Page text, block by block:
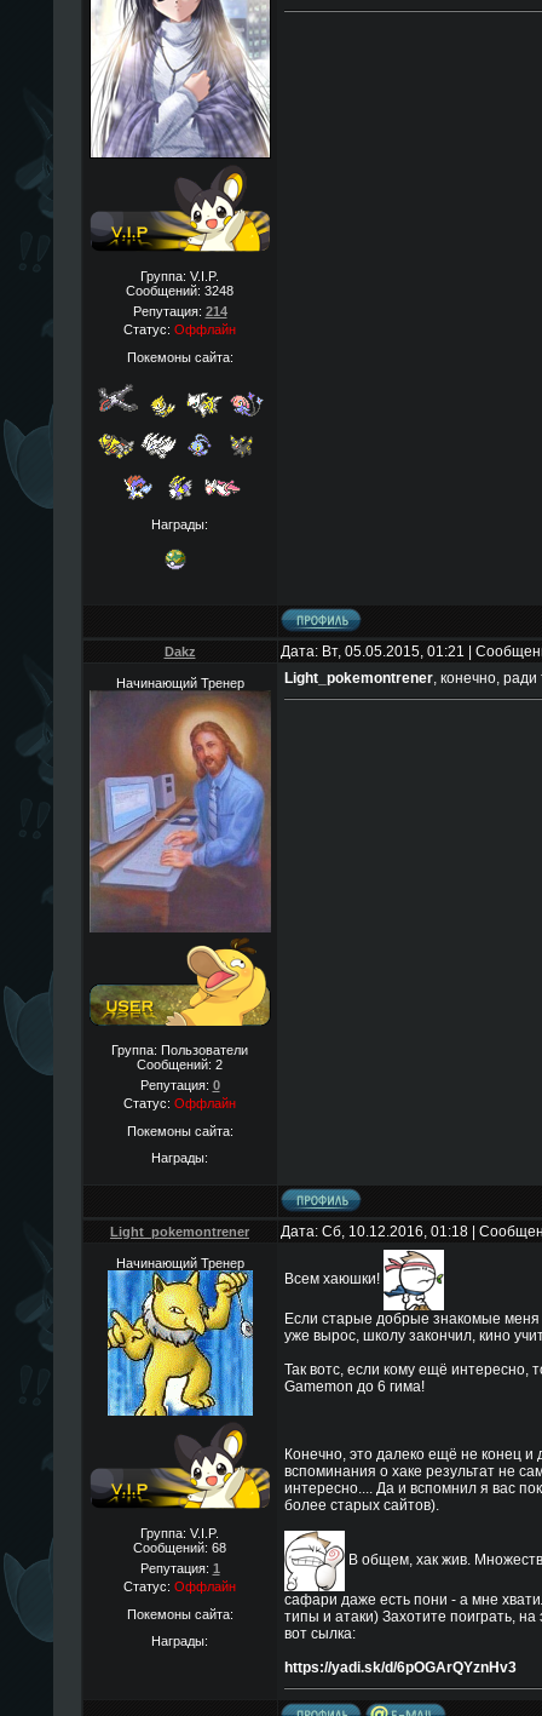
Группа: V.I.P.
Сообщений: 3248
Репутация: 214
Статус: Оффлайн
Покемоны сайта:
Награды:
Dakz Дата: Вт, 05.05.2015, 01:21 |
Начинающий Тренер
Группа: Пользователи
Сообщений: 2
Репутация: 0
Статус: Оффлайн
Покемоны сайта:
Награды:
Light_pokemontrener, конечно, ради
Light_pokemontrener Дата: Сб, 10.12.2016, 01:18 |
Начинающий Тренер
Группа: V.I.P.
Сообщений: 68
Репутация: 1
Статус: Оффлайн
Покемоны сайта:
Награды:
Всем хаюшки!
Если старые добрые знакомые
уже вырос, школу закончил, кино
Так вотс, если кому ещё
Gamemon до 6 гима!
Конечно, это далеко ещё не конец и
вспоминания о хаке результат не
интересно.... Да и вспомнил я вас
более старых сайтов).
В общем, хак жив.
сафари даже есть пони - а мне
типы и атаки) Захотите поиграть,
вот сылка:
https://yadi.sk/d/6pOGArQYznHv3